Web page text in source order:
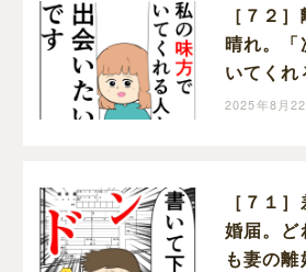
［７２
晴れ。
いてくれ
い」と前
2025年8月
［７１
婚届。ど
も妻の